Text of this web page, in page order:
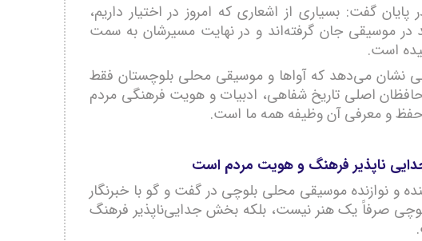
گفت: بسیاری از اشعاری که امروز در اختیار داریم،
در موسیقی جان گرفته‌اند و در نهایت مسیرشان به سمت
است.
نشان می‌دهد که آواها و موسیقی محلی بلوچستان فقط
حافظان اصلی تاریخ شفاهی، ادبیات و هویت فرهنگی مردم
حفظ و معرفی آن وظیفه همه ما است.
ناپذیر فرهنگ و هویت مردم است
و نوازنده موسیقی محلی بلوچی در گفت و گو با خبرنگار
صرفاً یک هنر نیست، بلکه بخش جدایی‌ناپذیر فرهنگ